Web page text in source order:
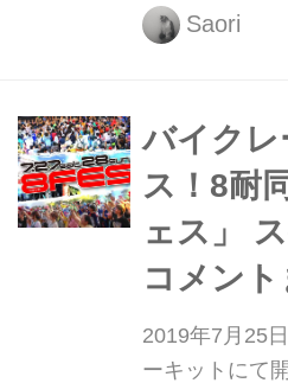
Saori
バイクレ
ス！8耐
ェス」
コメン
2019年7月25
ーキットにて